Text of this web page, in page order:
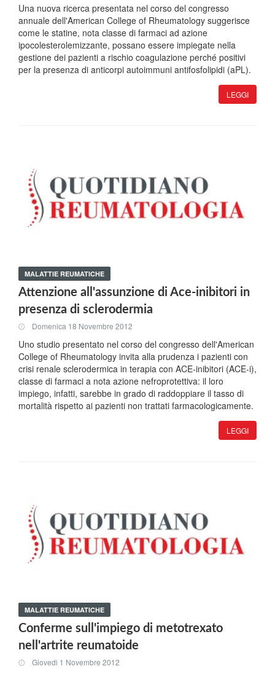
Una nuova ricerca presentata nel corso del congresso
annuale dell'American College of Rheumatology suggerisce
come le statine, nota classe di farmaci ad azione
ipocolesterolemizzante, possano essere impiegate nella
gestione dei pazienti a rischio coagulazione perché positivi
per la presenza di anticorpi autoimmuni antifosfolipidi (aPL).
LEGGI
MALATTIE REUMATICHE
Attenzione all'assunzione di Ace-inibitori in
presenza di sclerodermia
Domenica 18 Novembre 2012
Uno studio presentato nel corso del congresso dell'American
College of Rheumatology invita alla prudenza i pazienti con
crisi renale sclerodermica in terapia con ACE-inibitori (ACE-i),
classe di farmaci a nota azione nefroprotettiva: il loro
impiego, infatti, sarebbe in grado di raddoppiare il tasso di
mortalità rispetto ai pazienti non trattati farmacologicamente.
LEGGI
MALATTIE REUMATICHE
Conferme sull'impiego di metotrexato
nell'artrite reumatoide
Giovedi 1 Novembre 2012